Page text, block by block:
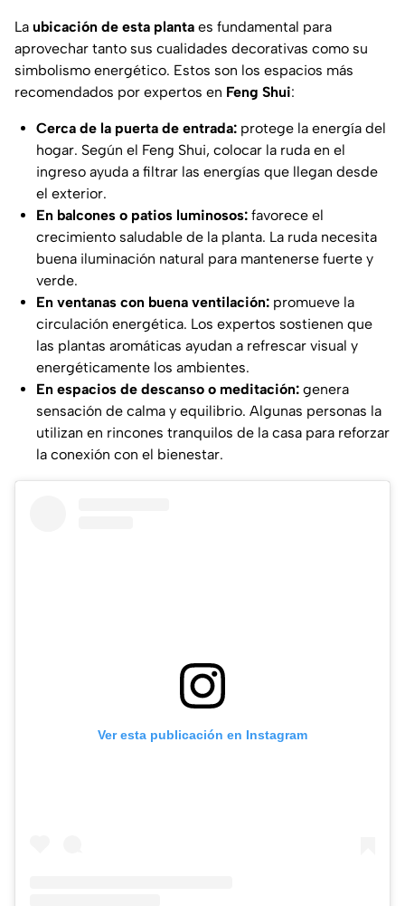
La ubicación de esta planta es fundamental para
aprovechar tanto sus cualidades decorativas como su
simbolismo energético. Estos son los espacios más
recomendados por expertos en Feng Shui:
Cerca de la puerta de entrada: protege la energía del
hogar. Según el Feng Shui, colocar la ruda en el
ingreso ayuda a filtrar las energías que llegan desde
el exterior.
En balcones o patios luminosos: favorece el
crecimiento saludable de la planta. La ruda necesita
buena iluminación natural para mantenerse fuerte y
verde.
En ventanas con buena ventilación: promueve la
circulación energética. Los expertos sostienen que
las plantas aromáticas ayudan a refrescar visual y
energéticamente los ambientes.
En espacios de descanso o meditación: genera
sensación de calma y equilibrio. Algunas personas la
utilizan en rincones tranquilos de la casa para reforzar
la conexión con el bienestar.
Ver esta publicación en Instagram